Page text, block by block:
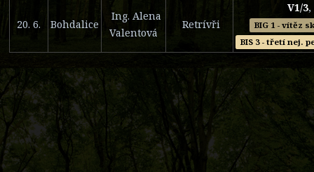
20. 6. Bohdalice
Ing. Alena
Valentová
Retrívři
V1/3,
BIG 1 - vítěz
BIS 3 - třetí nej.